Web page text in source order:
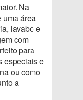
Na
uma área
lavabo e
com
para
especiais e
ou como
a